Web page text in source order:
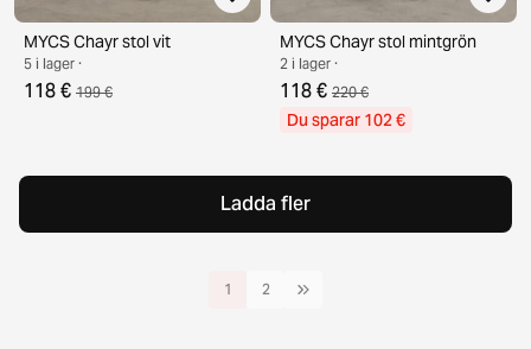
MYCS Chayr stol vit
5 i lager ·
118 € 199 €
MYCS Chayr stol mintgrön
2 i lager ·
118 € 220 €
Du sparar 102 €
Ladda fler
1 2